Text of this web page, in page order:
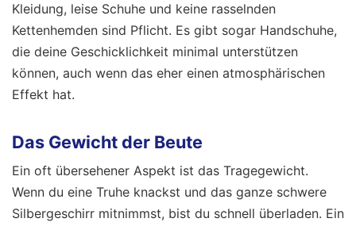
Kleidung, leise Schuhe und keine rasselnden
Kettenhemden sind Pflicht. Es gibt sogar Handschuhe,
die deine Geschicklichkeit minimal unterstützen
können, auch wenn das eher einen atmosphärischen
Effekt hat.
Das Gewicht der Beute
Ein oft übersehener Aspekt ist das Tragegewicht.
Wenn du eine Truhe knackst und das ganze schwere
Silbergeschirr mitnimmst, bist du schnell überladen. Ein